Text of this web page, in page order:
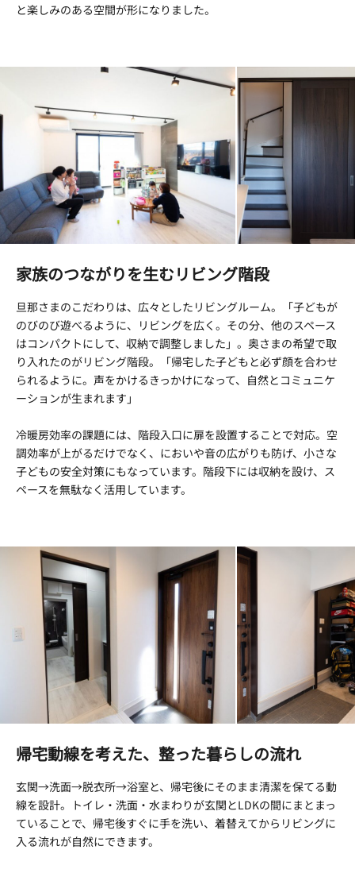
と楽しみのある空間が形になりました。
家族のつながりを生むリビング階段
旦那さまのこだわりは、広々としたリビングルーム。「子どもが
のびのび遊べるように、リビングを広く。その分、他のスペース
はコンパクトにして、収納で調整しました」。奥さまの希望で取
り入れたのがリビング階段。「帰宅した子どもと必ず顔を合わせ
られるように。声をかけるきっかけになって、自然とコミュニケ
ーションが生まれます」
冷暖房効率の課題には、階段入口に扉を設置することで対応。空
調効率が上がるだけでなく、においや音の広がりも防げ、小さな
子どもの安全対策にもなっています。階段下には収納を設け、ス
ペースを無駄なく活用しています。
帰宅動線を考えた、整った暮らしの流れ
玄関→洗面→脱衣所→浴室と、帰宅後にそのまま清潔を保てる動
線を設計。トイレ・洗面・水まわりが玄関とLDKの間にまとまっ
ていることで、帰宅後すぐに手を洗い、着替えてからリビングに
入る流れが自然にできます。